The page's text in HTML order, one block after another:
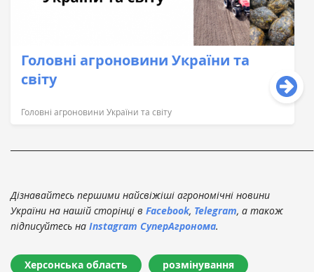
Головні агроновини України та
світу
Головні агроновини України та світу
Дізнавайтесь першими найсвіжіші агрономічні новини
України на нашій сторінці в Facebook, Telegram, а також
підписуйтесь на Instagram СуперАгронома.
Херсонська область розмінування